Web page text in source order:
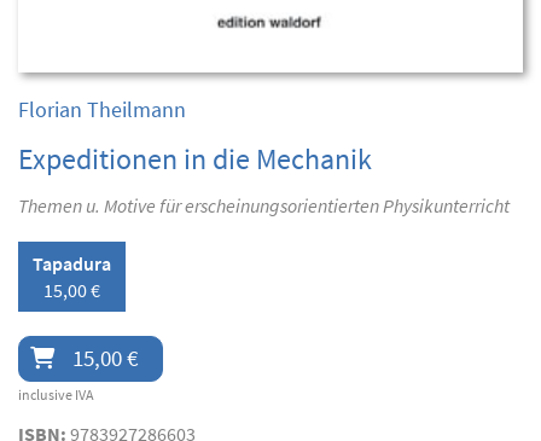
Florian Theilmann
Expeditionen in die Mechanik
Themen u. Motive für erscheinungsorientierten Physikunterricht
Tapadura
15,00 €
15,00 €
inclusive IVA
ISBN: 9783927286603